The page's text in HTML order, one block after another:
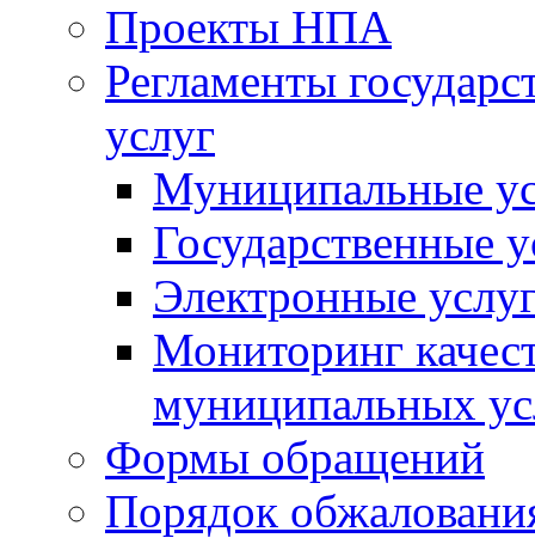
Проекты НПА
Регламенты
услуг
Муниципальные
Государственные
Электронные
Мониторинг
муниципальных
Формы обращений
Порядок